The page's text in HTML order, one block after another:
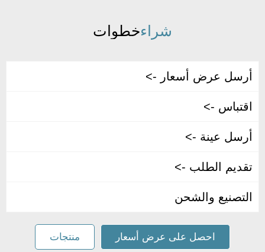
شراءخطوات
أرسل عرض أسعار ->
اقتباس ->
أرسل عينة ->
تقديم الطلب ->
التصنيع والشحن
احصل على عرض أسعار منتجات